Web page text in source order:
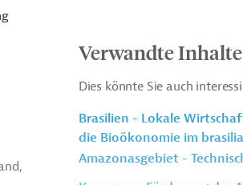
Verwandte Inhalte
Dies könnte Sie auch
Brasilien - Lokale
die Bioökonomie im
Amazonasgebiet -